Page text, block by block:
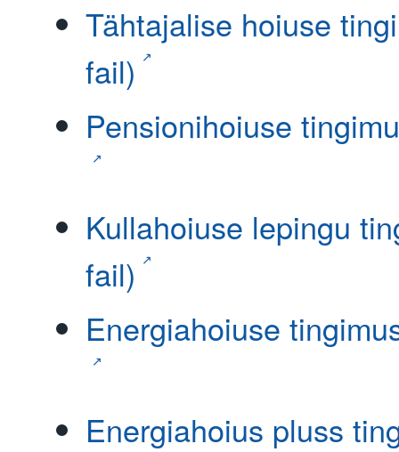
Tähtajalise hoiuse
fail)
Pensionihoiuse
Kullahoiuse lepingu
fail)
Energiahoiuse
Energiahoius pluss